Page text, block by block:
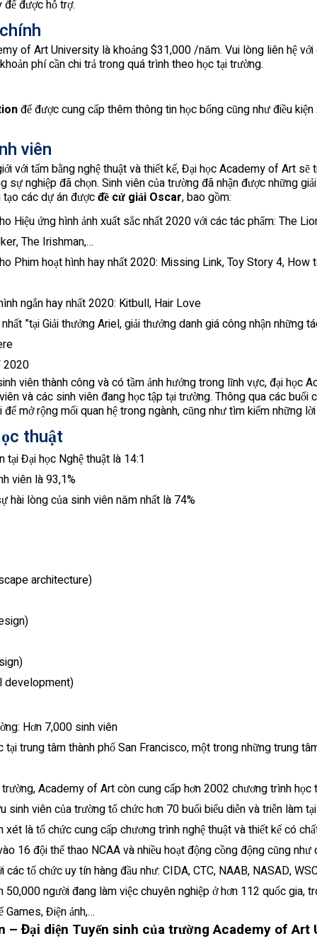
được hỗ trợ.
of Art University là khoảng $31,000 /năm. Vui lòng liên hệ
phí cần chi trả trong quá trình theo học tại trường.
để được cung cấp thêm thông tin học bổng cũng như điều
viên
với tấm bằng nghệ thuật và thiết kế, Đại học Academy of Art sẽ
sự nghiệp đã chọn. Sinh viên của trường đã nhận được những
các dự án đượcđề cử giải Oscar, bao gồm:
Hiệu ứng hình ảnh xuất sắc nhất 2020 với các tác phẩm: The
The Irishman,…
Phim hoạt hình hay nhất 2020: Missing Link, Toy Story 4, How
ngắn hay nhất 2020: Kitbull, Hair Love
”tại Giải thưởng Ariel, giải thưởng danh giá công nhận những
2020
viên thành công và có tầm ảnh hưởng trong lĩnh vực, đại học
và các sinh viên đang học tập tại trường. Thông qua các buổi
mở rộng mối quan hệ trong ngành, cũng như tìm kiếm những
thuật
Đại học Nghệ thuật là 14:1
viên là 93,1%
hài lòng của sinh viên năm nhất là 74%
architecture)
development)
Hơn 7,000 sinh viên
trung tâm thành phố San Francisco, một trong những trung
Academy of Art còn cung cấp hơn 2002 chương trình
sinh viên của trường tổ chức hơn 70 buổi biểu diễn và triễn làm
là tổ chức cung cấp chương trình nghệ thuật và thiết kế có
16 đội thể thao NCAA và nhiều hoạt động cồng động cũng
tổ chức uy tín hàng đầu như: CIDA, CTC, NAAB, NASAD,
50,000 người đang làm việc chuyên nghiệp ở hơn 112 quốc gia,
Games, Điện ảnh,…
– Đại diện Tuyển sinh của trường Academy of Art